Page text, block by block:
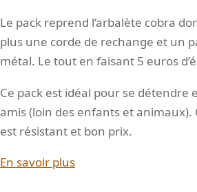
Le pack reprend l’arbalète cobra
plus une corde de rechange et un
métal. Le tout en faisant 5 euros
Ce pack est idéal pour se détendre
amis (loin des enfants et animaux).
est résistant et bon prix.
En savoir plus